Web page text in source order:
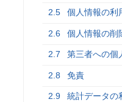
2.5 個人情報の利
2.6 個人情報の削
2.7 第三者への個
2.8 免責
2.9 統計データの